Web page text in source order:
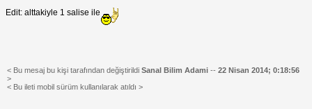
Edit: alttakiyle 1 salise ile
< Bu mesaj bu kişi tarafından değiştirildi Sanal Bilim Adami -- 22 Nisan 2014; 0:18:56
>
< Bu ileti mobil sürüm kullanılarak atıldı >